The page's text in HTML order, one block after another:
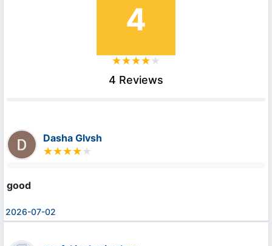
4
4 Reviews
Dasha Glvsh
good
2026-07-02